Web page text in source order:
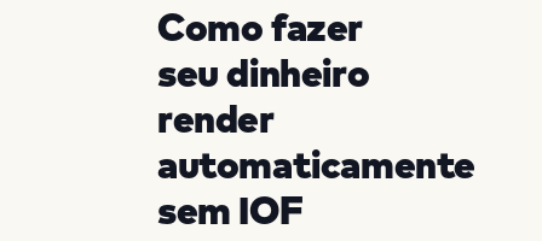
Como fazer
seu dinheiro
render
automaticamente
sem IOF